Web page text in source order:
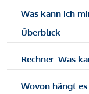
Was kann ich
Überblick
Rechner: Was
Wovon hängt